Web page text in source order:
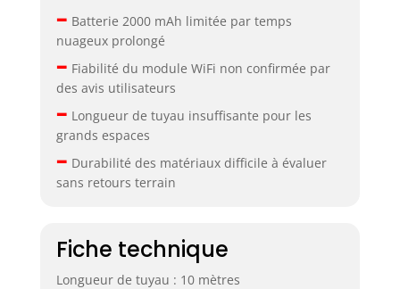
– Batterie 2000 mAh limitée par temps
nuageux prolongé
– Fiabilité du module WiFi non confirmée par
des avis utilisateurs
– Longueur de tuyau insuffisante pour les
grands espaces
– Durabilité des matériaux difficile à évaluer
sans retours terrain
Fiche technique
Longueur de tuyau : 10 mètres